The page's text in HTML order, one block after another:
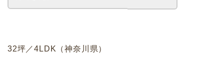
32坪／4LDK（神奈川県）